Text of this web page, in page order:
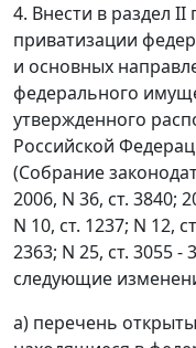
4. Внести в раздел
приватизации
и основных
федерального
утвержденного
Российской
(Собрание
2006, N 36, ст. 3840;
N 10, ст. 1237; N 12,
2363; N 25, ст. 3055 -
следующие
а) перечень